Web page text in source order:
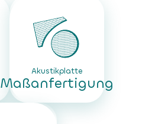
Akustikplatte
Maßanfertigung